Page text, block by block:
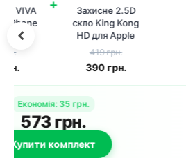
Чохол TPU VIVA
для Apple iPhone
15 Plus (6.7")
189 грн.
180грн.